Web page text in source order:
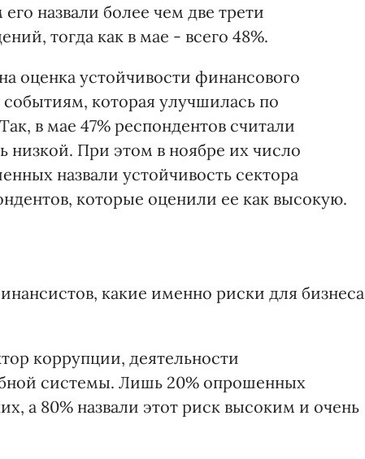
назвали более чем две трети
тогда как в мае - всего 48%.
оценка устойчивости финансового
которая улучшилась по
в мае 47% респондентов считали
низкой. При этом в ноябре их число
назвали устойчивость сектора
которые оценили ее как высокую.
какие именно риски для бизнеса
коррупции, деятельности
системы. Лишь 20% опрошенных
а 80% назвали этот риск высоким и очень